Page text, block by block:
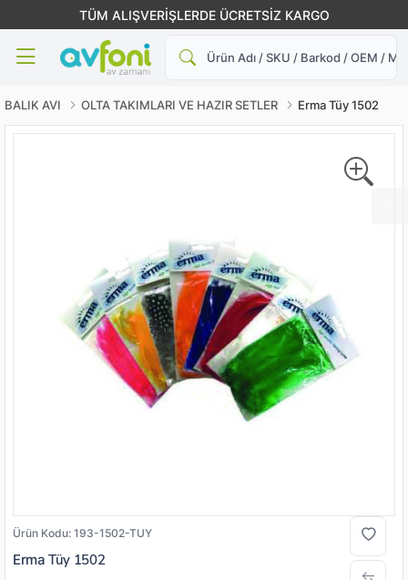
TÜM ALIŞVERİŞLERDE ÜCRETSİZ KARGO
BALIK AVI OLTA TAKIMLARI VE HAZIR SETLER Erma Tüy 1502
Ürün Kodu: 193-1502-TUY
Erma Tüy 1502